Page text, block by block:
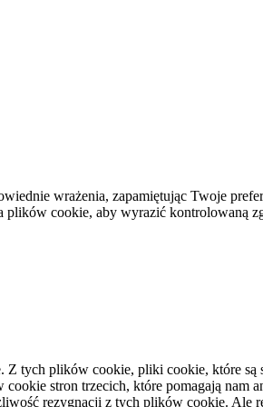
wrażenia, zapamiętując Twoje
cookie, aby wyrazić kontrolowaną
Z tych plików cookie, pliki cookie, które są
stron trzecich, które pomagają nam
rezygnacji z tych plików cookie. Ale